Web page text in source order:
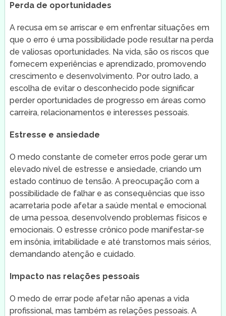
Perda de oportunidades
A recusa em se arriscar e em enfrentar situações em
que o erro é uma possibilidade pode resultar na perda
de valiosas oportunidades. Na vida, são os riscos que
fornecem experiências e aprendizado, promovendo
crescimento e desenvolvimento. Por outro lado, a
escolha de evitar o desconhecido pode significar
perder oportunidades de progresso em áreas como
carreira, relacionamentos e interesses pessoais.
Estresse e ansiedade
O medo constante de cometer erros pode gerar um
elevado nível de estresse e ansiedade, criando um
estado contínuo de tensão. A preocupação com a
possibilidade de falhar e as consequências que isso
acarretaria pode afetar a saúde mental e emocional
de uma pessoa, desenvolvendo problemas físicos e
emocionais. O estresse crônico pode manifestar-se
em insônia, irritabilidade e até transtornos mais sérios,
demandando atenção e cuidado.
Impacto nas relações pessoais
O medo de errar pode afetar não apenas a vida
profissional, mas também as relações pessoais. A